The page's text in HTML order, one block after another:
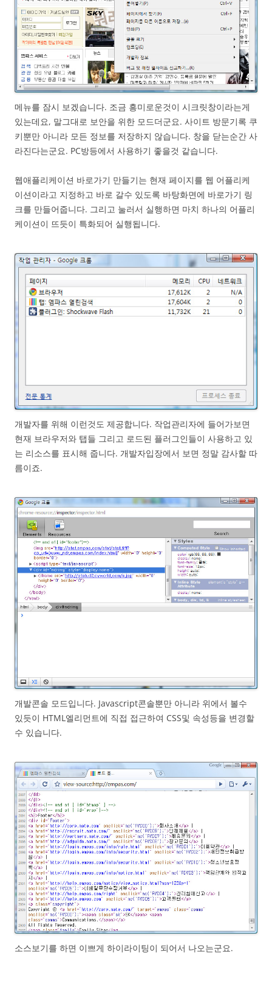
메뉴를 잠시 보겠습니다. 조금 흥미로운것이 시크릿창이라는게
있는데요, 말그대로 보안을 위한 모드더군요. 사이트 방문기록 쿠
키뿐만 아니라 모든 정보를 저장하지 않습니다. 창을 닫는순간 사
라진다는군요. PC방등에서 사용하기 좋을것 같습니다.
웹애플리케이션 바로가기 만들기는 현재 페이지를 웹 어플리케
이션이라고 지정하고 바로 갈수 있도록 바탕화면에 바로가기 링
크를 만들어줍니다. 그리고 눌러서 실행하면 마치 하나의 어플리
케이션이 뜨듯이 특화되어 실행됩니다.
개발자를 위해 이런것도 제공합니다. 작업관리자에 들어가보면
현재 브라우저와 탭들 그리고 로드된 플러그인들이 사용하고 있
는 리소스를 표시해 줍니다. 개발자입장에서 보면 정말 감사할 따
름이죠.
개발콘솔 모드입니다. Javascript콘솔뿐만 아니라 위에서 볼수
있듯이 HTML엘리먼트에 직접 접근하여 CSS및 속성등을 변경할
수 있습니다.
소스보기를 하면 이쁘게 하이라이팅이 되어서 나오는군요.